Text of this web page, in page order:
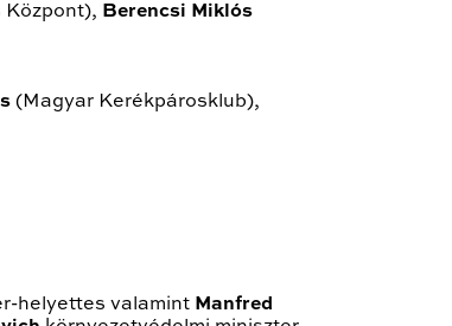
Központ), Berencsi Miklós
(Magyar Kerékpárosklub),
helyettes valamint Manfred